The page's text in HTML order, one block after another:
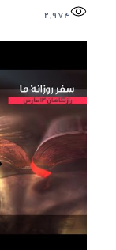
2,974